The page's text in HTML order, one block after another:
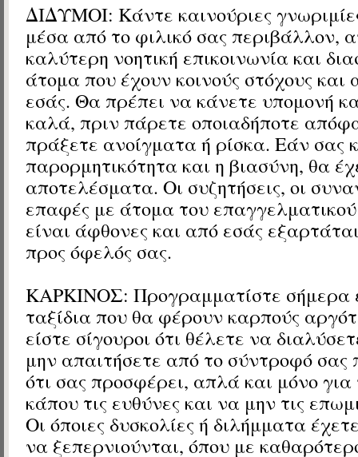
ΔΙΔΥΜΟΙ: Κάντε καινούριες
μέσα από το φιλικό σας περιβάλλον,
καλύτερη νοητική επικοινωνία και
άτομα που έχουν κοινούς στόχους και
εσάς. Θα πρέπει να κάνετε υπομονή
καλά, πριν πάρετε οποιαδήποτε
πράξετε ανοίγματα ή ρίσκα. Εάν σας
παρορμητικότητα και η βιασύνη, θα
αποτελέσματα. Οι συζητήσεις, οι
επαφές με άτομα του
είναι άφθονες και από εσάς
προς όφελός σας.
ΚΑΡΚΙΝΟΣ: Προγραμματίστε σήμερα
ταξίδια που θα φέρουν καρπούς
είστε σίγουροι ότι θέλετε να
μην απαιτήσετε από το σύντροφό
ότι σας προσφέρει, απλά και μόνο για
κάπου τις ευθύνες και να μην τις
Οι όποιες δυσκολίες ή διλήμματα
να ξεπερνιούνται, όπου με